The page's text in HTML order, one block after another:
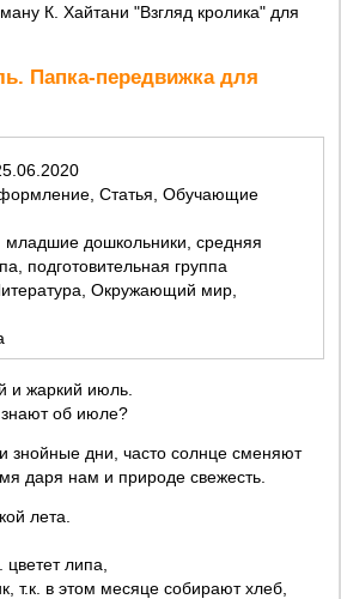
К. Хайтани "Взгляд кролика" для
Папка-передвижка для
подготовительная группа
и жаркий июль.
об июле?
знойные дни, часто солнце сменяют
даря нам и природе свежесть.
лета.
липа,
т.к. в этом месяце собирают хлеб,